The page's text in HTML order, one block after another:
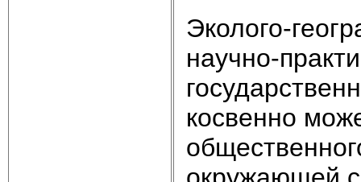
Эколого-
научно-
косвенно